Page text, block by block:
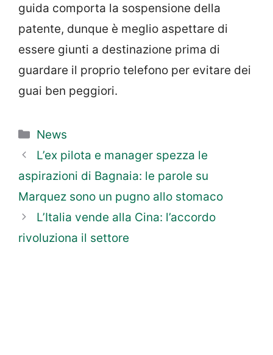
guida comporta la sospensione della
patente, dunque è meglio aspettare di
essere giunti a destinazione prima di
guardare il proprio telefono per evitare dei
guai ben peggiori.
Categorie
News
L’ex pilota e manager spezza le
aspirazioni di Bagnaia: le parole su
Marquez sono un pugno allo stomaco
L’Italia vende alla Cina: l’accordo
rivoluziona il settore